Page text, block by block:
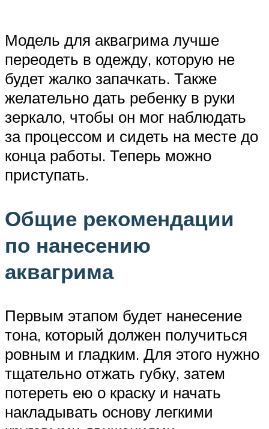
Модель для аквагрима лучше
переодеть в одежду, которую не
будет жалко запачкать. Также
желательно дать ребенку в руки
зеркало, чтобы он мог наблюдать
за процессом и сидеть на месте до
конца работы. Теперь можно
приступать.
Общие рекомендации
по нанесению
аквагрима
Первым этапом будет нанесение
тона, который должен получиться
ровным и гладким. Для этого нужно
тщательно отжать губку, затем
потереть ею о краску и начать
накладывать основу легкими